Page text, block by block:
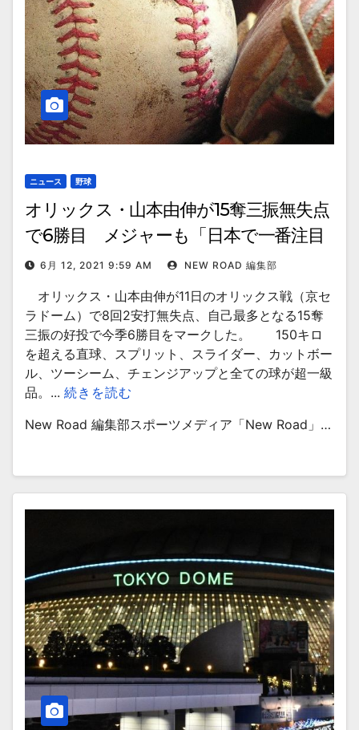
ニュース 野球
オリックス・山本由伸が15奪三振無失点
で6勝目 メジャーも「日本で一番注目
する選手」と熱視線
6月 12, 2021 9:59 AM NEW ROAD 編集部
オリックス・山本由伸が11日のオリックス戦（京セ
ラドーム）で8回2安打無失点、自己最多となる15奪
三振の好投で今季6勝目をマークした。 150キロ
を超える直球、スプリット、スライダー、カットボー
ル、ツーシーム、チェンジアップと全ての球が超一級
品。... 続きを読む
New Road 編集部スポーツメディア「New Road」…